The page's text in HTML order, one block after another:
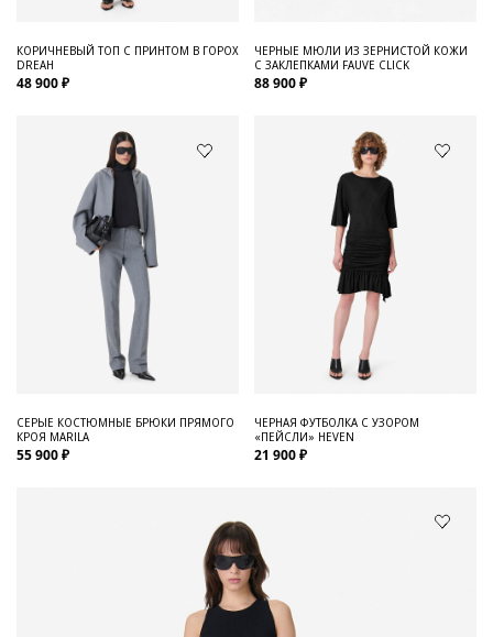
КОРИЧНЕВЫЙ ТОП С ПРИНТОМ В ГОРОХ
DREAH
48 900 ₽
ЧЕРНЫЕ МЮЛИ ИЗ ЗЕРНИСТОЙ КОЖИ
С ЗАКЛЕПКАМИ FAUVE CLICK
88 900 ₽
СЕРЫЕ КОСТЮМНЫЕ БРЮКИ ПРЯМОГО
КРОЯ MARILA
55 900 ₽
ЧЕРНАЯ ФУТБОЛКА С УЗОРОМ
«ПЕЙСЛИ» HEVEN
21 900 ₽